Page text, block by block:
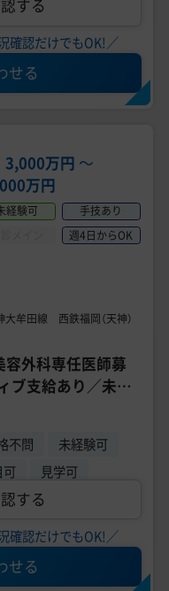
する
確認だけでもOK!／
せる
3,000万円 〜
万円
経験可
手技あり
週4日からOK
大牟田線 西鉄福岡（天神）
容外科専任医師募
ブ支給あり／未経
TCB東京中央美容
不問
未経験可
見学可
する
確認だけでもOK!／
せる